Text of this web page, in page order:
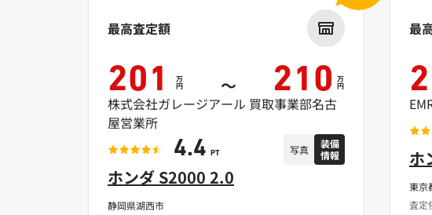
静岡県湖西市
ホンダ S2000 2.0
最高査定額
201 万
円 ～ 210 万
円
株式会社ガレージアール 買取事業部名古
屋営業所
4.4 PT 写真
装備
情報
東京
査定
ホ
最